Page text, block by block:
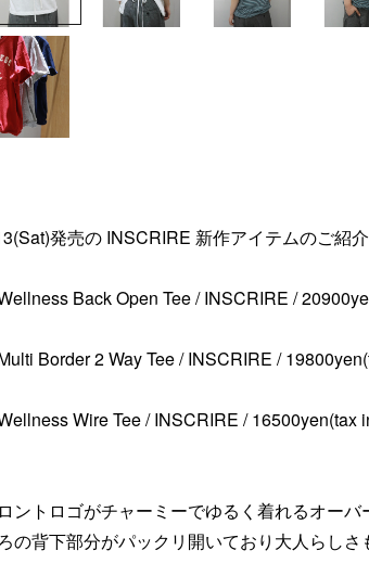
発売の INSCRIRE 新作アイテムのご紹介
Back Open Tee / INSCRIRE /
Border 2 Way Tee / INSCRIRE /
Wire Tee / INSCRIRE / 16500yen(tax
ントロゴがチャーミーでゆるく着れるオーバ
の背下部分がパックリ開いており大人らしさ